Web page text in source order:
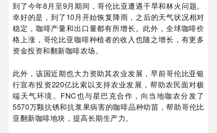
到了今年8月至9月期间，哥伦比亚遭遇干旱和林火问题。
幸好的是，到了10月开始恢复降雨，之后的天气状况相对
稳定，咖啡产量和出口量都有所增长。此外，全球咖啡价
格上涨，哥伦比亚咖啡种植者的收入也随之增长，有更多
资金投资和翻新咖啡农场。
此外，该国近期也大力资助其农业发展，早前哥伦比亚银
行宣布投资220亿比索以支持农业发展，帮助农民面对极
端天气环境。FNC也与星巴克合作，向当地咖农分发了
5570万颗抗锈和抗浆果病害的咖啡品种幼苗，帮助哥伦比
亚翻新咖啡地块，提高长期生产力。